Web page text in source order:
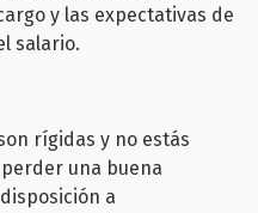
y las expectativas de
salario.
rígidas y no estás
una buena
a